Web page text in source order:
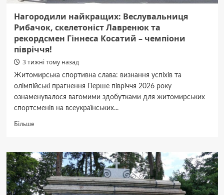
Нагородили найкращих: Веслувальниця
Рибачок, скелетоніст Лавренюк та
рекордсмен Гіннеса Косатий – чемпіони
півріччя!
3 тижні тому назад
Житомирська спортивна слава: визнання успіхів та
олімпійські прагнення Перше півріччя 2026 року
ознаменувалося вагомими здобутками для житомирських
спортсменів на всеукраїнських...
БільшеДокладніше
найкращих:
Веслувальниця
Рибачок,
скелетоніст
Лавренюк